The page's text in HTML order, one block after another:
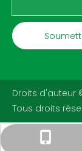
Droits d'auteur
Tous droits